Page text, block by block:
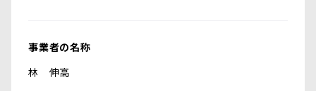
事業者の名称
林 伸高